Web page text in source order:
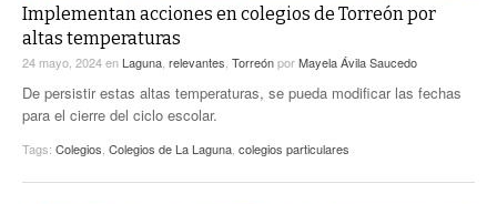
A TODA LEY
ENTRE LAGUNEROS
ACTUALIDADES GREM
PULSO
LA MEJOR INFORMACIÓN
Implementan acciones en colegios de Torreón por
altas temperaturas
24 mayo, 2024en Laguna relevantes TorreónporMayela Ávila Saucedo
De persistir estas altas temperaturas, se pueda modificar las fechas
para el cierre del ciclo escolar.
Tags: Colegios Colegios de La Laguna colegios particulares